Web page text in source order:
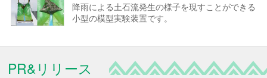
降雨による土石流発生の様子を現すことができる
小型の模型実験装置です。
PR&リリース